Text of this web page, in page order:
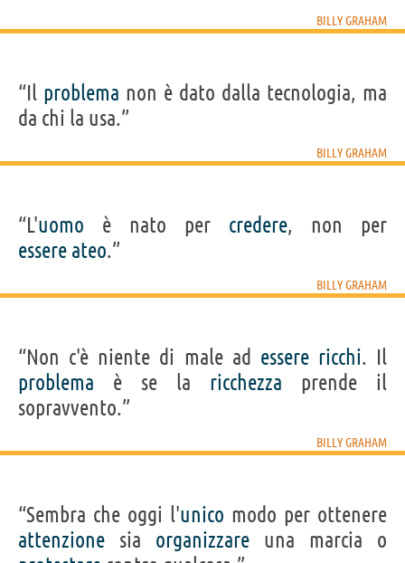
BILLY GRAHAM
“Il problema non è dato dalla tecnologia, ma
da chi la usa.”
BILLY GRAHAM
“L'uomo è nato per credere, non per
essere ateo.”
BILLY GRAHAM
“Non c'è niente di male ad essere ricchi. Il
problema è se la ricchezza prende il
sopravvento.”
BILLY GRAHAM
“Sembra che oggi l'unico modo per ottenere
attenzione sia organizzare una marcia o